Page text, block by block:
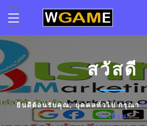
สวัสดี
ยินดีต้อนรับคุณ,บุคคลทั่วไปกรุณา
ทะเบียน